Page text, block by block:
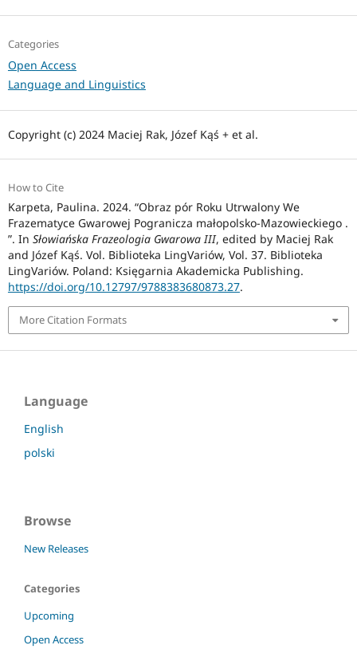
Categories
Open Access
Language and Linguistics
Copyright (c) 2024 Maciej Rak, Józef Kąś + et al.
How to Cite
Karpeta, Paulina. 2024. “Obraz pór Roku Utrwalony We
Frazematyce Gwarowej Pogranicza małopolsko-Mazowieckiego .
”. In Słowiańska Frazeologia Gwarowa III, edited by Maciej Rak
and Józef Kąś. Vol. Biblioteka LingVariów, Vol. 37. Biblioteka
LingVariów. Poland: Księgarnia Akademicka Publishing.
https://doi.org/10.12797/9788383680873.27.
More Citation Formats
Language
English
polski
Browse
New Releases
Categories
Upcoming
Open Access